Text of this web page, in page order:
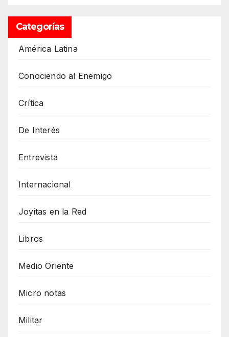
Categorías
América Latina
Conociendo al Enemigo
Crítica
De Interés
Entrevista
Internacional
Joyitas en la Red
Libros
Medio Oriente
Micro notas
Militar